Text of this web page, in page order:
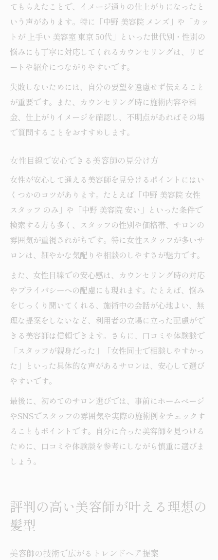
てもらえたことで、イメージ通りの仕上がりになったと
いう声があります。特に「中野 美容院 メンズ」や「カッ
トが 上手い 美容室 東京 50代」といった世代別・性別の
悩みにも丁寧に対応してくれるカウンセリングは、リピ
ートや紹介につながりやすいです。
失敗しないためには、自分の要望を遠慮せず伝えること
が重要です。また、カウンセリング時に施術内容や料
金、仕上がりイメージを確認し、不明点があればその場
で質問することをおすすめします。
女性目線で安心できる美容師の見分け方
女性が安心して通える美容師を見分けるポイントにはい
くつかのコツがあります。たとえば「中野 美容院 女性
スタッフ のみ」や「中野 美容院 安い」といった条件で
検索する方も多く、スタッフの性別や価格帯、サロンの
雰囲気が重視されがちです。特に女性スタッフが多いサ
ロンは、細やかな気配りや相談のしやすさが魅力です。
また、女性目線での安心感は、カウンセリング時の対応
やプライバシーへの配慮にも現れます。たとえば、悩み
をじっくり聞いてくれる、施術中の会話が心地よい、無
理な提案をしないなど、利用者の立場に立った配慮がで
きる美容師は信頼できます。さらに、口コミや体験談で
「スタッフが親身だった」「女性同士で相談しやすかっ
た」といった具体的な声があるサロンは、安心して選び
やすいです。
最後に、初めてのサロン選びでは、事前にホームページ
やSNSでスタッフの雰囲気や実際の施術例をチェックす
ることもポイントです。自分に合った美容師を見つける
ために、口コミや体験談を参考にしながら慎重に選びま
しょう。
評判の高い美容師が叶える理想の
髪型
美容師の技術で広がるトレンドヘア提案